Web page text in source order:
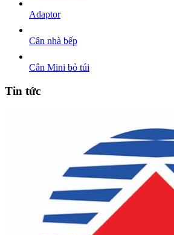
Adaptor
Cân nhà bếp
Cân Mini bỏ túi
Tin tức